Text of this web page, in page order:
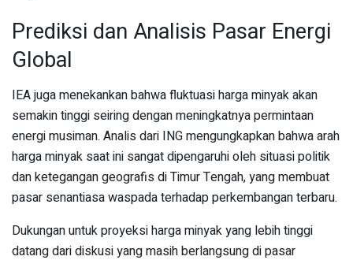
Prediksi dan Analisis Pasar Energi
Global
IEA juga menekankan bahwa fluktuasi harga minyak akan
semakin tinggi seiring dengan meningkatnya permintaan
energi musiman. Analis dari ING mengungkapkan bahwa arah
harga minyak saat ini sangat dipengaruhi oleh situasi politik
dan ketegangan geografis di Timur Tengah, yang membuat
pasar senantiasa waspada terhadap perkembangan terbaru.
Dukungan untuk proyeksi harga minyak yang lebih tinggi
datang dari diskusi yang masih berlangsung di pasar